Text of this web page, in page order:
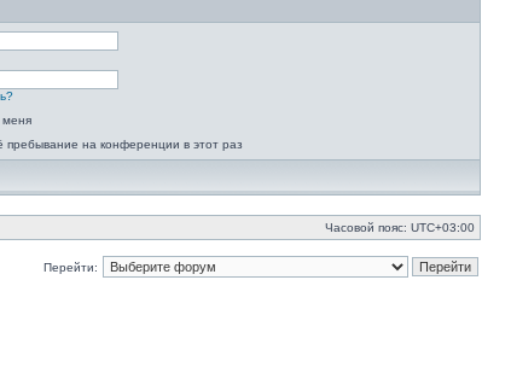
меня
пребывание на конференции в этот раз
Часовой пояс: UTC+03:00
Перейти: